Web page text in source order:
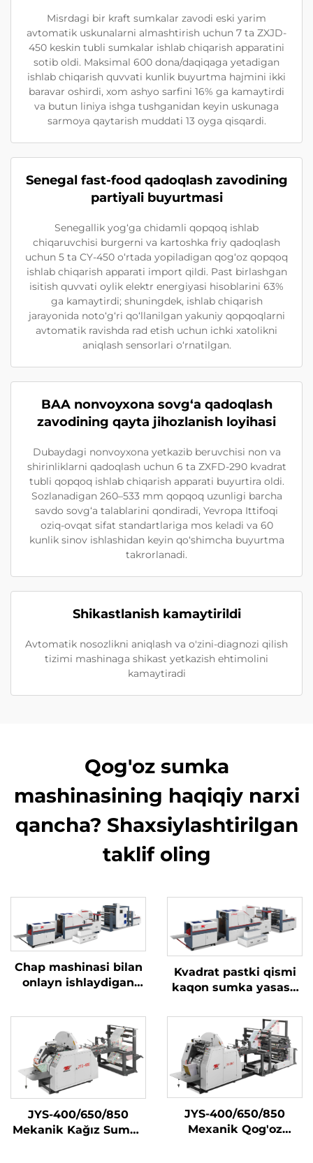
Misrdagi bir kraft sumkalar zavodi eski yarim
avtomatik uskunalarni almashtirish uchun 7 ta ZXJD-
450 keskin tubli sumkalar ishlab chiqarish apparatini
sotib oldi. Maksimal 600 dona/daqiqaga yetadigan
ishlab chiqarish quvvati kunlik buyurtma hajmini ikki
baravar oshirdi, xom ashyo sarfini 16% ga kamaytirdi
va butun liniya ishga tushganidan keyin uskunaga
sarmoya qaytarish muddati 13 oyga qisqardi.
Senegal fast-food qadoqlash zavodining
partiyali buyurtmasi
Senegallik yog‘ga chidamli qopqoq ishlab
chiqaruvchisi burgerni va kartoshka friy qadoqlash
uchun 5 ta CY-450 o‘rtada yopiladigan qog‘oz qopqoq
ishlab chiqarish apparati import qildi. Past birlashgan
isitish quvvati oylik elektr energiyasi hisoblarini 63%
ga kamaytirdi; shuningdek, ishlab chiqarish
jarayonida noto‘g‘ri qo‘llanilgan yakuniy qopqoqlarni
avtomatik ravishda rad etish uchun ichki xatolikni
aniqlash sensorlari o‘rnatilgan.
BAA nonvoyxona sovg‘a qadoqlash
zavodining qayta jihozlanish loyihasi
Dubaydagi nonvoyxona yetkazib beruvchisi non va
shirinliklarni qadoqlash uchun 6 ta ZXFD-290 kvadrat
tubli qopqoq ishlab chiqarish apparati buyurtira oldi.
Sozlanadigan 260–533 mm qopqoq uzunligi barcha
savdo sovg‘a talablarini qondiradi, Yevropa Ittifoqi
oziq-ovqat sifat standartlariga mos keladi va 60
kunlik sinov ishlashidan keyin qo‘shimcha buyurtma
takrorlanadi.
Shikastlanish kamaytirildi
Avtomatik nosozlikni aniqlash va o'zini-diagnozi qilish
tizimi mashinaga shikast yetkazish ehtimolini
kamaytiradi
Qog'oz sumka
mashinasining haqiqiy narxi
qancha? Shaxsiylashtirilgan
taklif oling
Chap mashinasi bilan
onlayn ishlaydigan
mashinasi
Kvadrat pastki qismi
kaqon sumka yasash
avtomatik rollidan
JYS-400/650/850
Mekanik Kağız Sumka
JYS-400/650/850
Mexanik Qog'oz